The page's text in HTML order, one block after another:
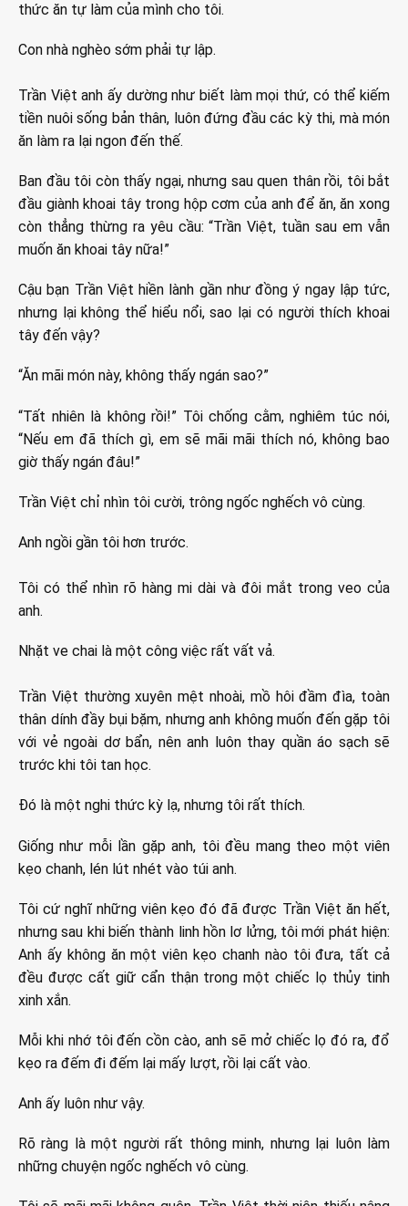
thức ăn tự làm của mình cho tôi.
Con nhà nghèo sớm phải tự lập.
Trần Việt anh ấy dường như biết làm mọi thứ, có thể kiếm
tiền nuôi sống bản thân, luôn đứng đầu các kỳ thi, mà món
ăn làm ra lại ngon đến thế.
Ban đầu tôi còn thấy ngại, nhưng sau quen thân rồi, tôi bắt
đầu giành khoai tây trong hộp cơm của anh để ăn, ăn xong
còn thẳng thừng ra yêu cầu: “Trần Việt, tuần sau em vẫn
muốn ăn khoai tây nữa!”
Cậu bạn Trần Việt hiền lành gần như đồng ý ngay lập tức,
nhưng lại không thể hiểu nổi, sao lại có người thích khoai
tây đến vậy?
“Ăn mãi món này, không thấy ngán sao?”
“Tất nhiên là không rồi!” Tôi chống cằm, nghiêm túc nói,
“Nếu em đã thích gì, em sẽ mãi mãi thích nó, không bao
giờ thấy ngán đâu!”
Trần Việt chỉ nhìn tôi cười, trông ngốc nghếch vô cùng.
Anh ngồi gần tôi hơn trước.
Tôi có thể nhìn rõ hàng mi dài và đôi mắt trong veo của
anh.
Nhặt ve chai là một công việc rất vất vả.
Trần Việt thường xuyên mệt nhoài, mồ hôi đầm đìa, toàn
thân dính đầy bụi bặm, nhưng anh không muốn đến gặp tôi
với vẻ ngoài dơ bẩn, nên anh luôn thay quần áo sạch sẽ
trước khi tôi tan học.
Đó là một nghi thức kỳ lạ, nhưng tôi rất thích.
Giống như mỗi lần gặp anh, tôi đều mang theo một viên
kẹo chanh, lén lút nhét vào túi anh.
Tôi cứ nghĩ những viên kẹo đó đã được Trần Việt ăn hết,
nhưng sau khi biến thành linh hồn lơ lửng, tôi mới phát hiện:
Anh ấy không ăn một viên kẹo chanh nào tôi đưa, tất cả
đều được cất giữ cẩn thận trong một chiếc lọ thủy tinh
xinh xắn.
Mỗi khi nhớ tôi đến cồn cào, anh sẽ mở chiếc lọ đó ra, đổ
kẹo ra đếm đi đếm lại mấy lượt, rồi lại cất vào.
Anh ấy luôn như vậy.
Rõ ràng là một người rất thông minh, nhưng lại luôn làm
những chuyện ngốc nghếch vô cùng.